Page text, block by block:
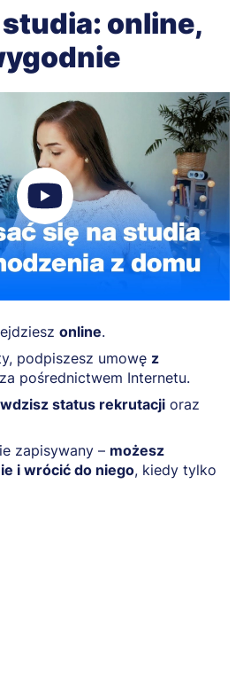
online,
online.
podpiszesz umowę z
za pośrednictwem Internetu.
status rekrutacji oraz
zapisywany – możesz
i wrócić do niego, kiedy tylko